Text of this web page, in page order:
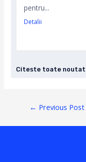
pentru...
Detalii
Citeste toate
← Previous Post